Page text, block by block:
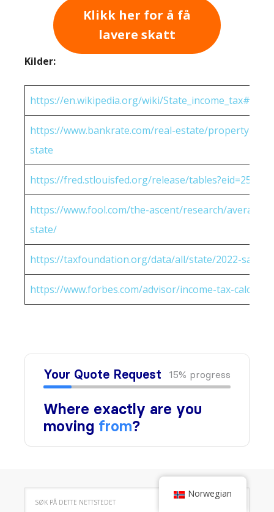
Klikk her for å få
lavere skatt
Kilder:
https://en.wikipedia.org/wiki/
https://www.bankrate.com/real-estate/property-
state
https://fred.stlouisfed.org/release/
https://www.fool.com/the-ascent/research/average-
state/
https://taxfoundation.org/data/all/state/2022-sales-
https://www.forbes.com/advisor/income-tax-
Norwegian